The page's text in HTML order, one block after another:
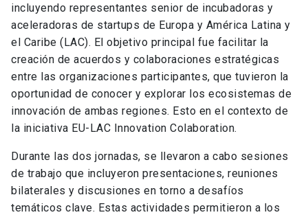
incluyendo representantes senior de incubadoras y
aceleradoras de startups de Europa y América Latina y
el Caribe (LAC). El objetivo principal fue facilitar la
creación de acuerdos y colaboraciones estratégicas
entre las organizaciones participantes, que tuvieron la
oportunidad de conocer y explorar los ecosistemas de
innovación de ambas regiones. Esto en el contexto de
la iniciativa EU-LAC Innovation Colaboration.
Durante las dos jornadas, se llevaron a cabo sesiones
de trabajo que incluyeron presentaciones, reuniones
bilaterales y discusiones en torno a desafíos
temáticos clave. Estas actividades permitieron a los